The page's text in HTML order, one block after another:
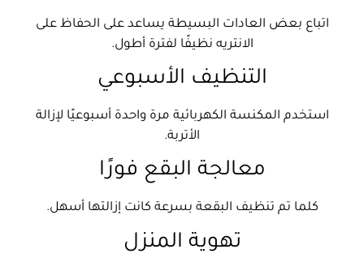
اتباع بعض العادات البسيطة يساعد على الحفاظ على
الانتريه نظيفًا لفترة أطول.
التنظيف الأسبوعي
استخدم المكنسة الكهربائية مرة واحدة أسبوعيًا لإزالة
الأتربة.
معالجة البقع فورًا
كلما تم تنظيف البقعة بسرعة كانت إزالتها أسهل.
تهوية المنزل